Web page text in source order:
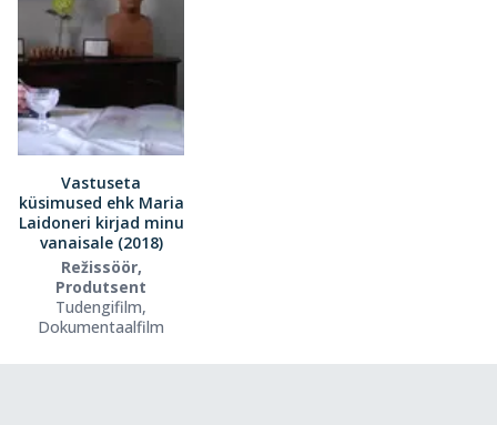
Vastuseta
küsimused ehk Maria
Laidoneri kirjad minu
vanaisale (2018)
Režissöör,
Produtsent
Tudengifilm,
Dokumentaalfilm